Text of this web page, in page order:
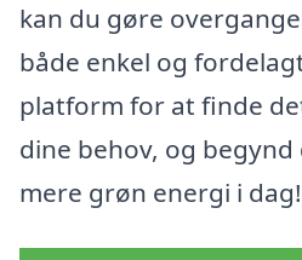
kan du gøre
både enkel og
platform for at finde
dine behov, og begynd
mere grøn energi i dag!